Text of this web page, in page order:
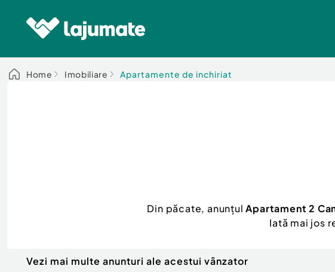
Home Imobiliare Apartamente de inchiriat
Din păcate, anunțulApartament 2
Iată mai jos
Vezi mai multe anunturi ale acestui vânzator